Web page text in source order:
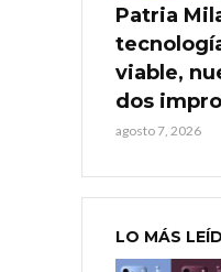
Patria
viable,
dos
agosto 7, 2026
LO MÁS